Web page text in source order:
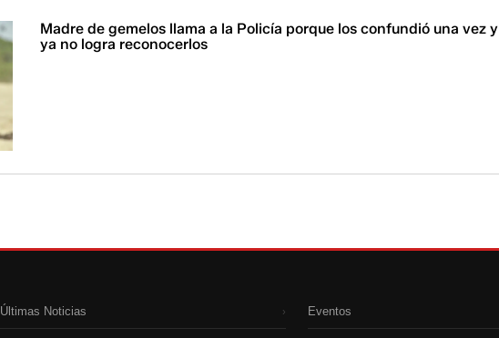
Madre de gemelos llama a la Policía porque los confundió una vez y
ya no logra reconocerlos
Últimas Noticias › Eventos